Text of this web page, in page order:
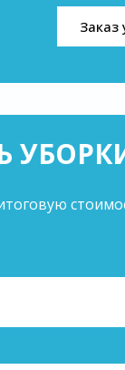
Заказ